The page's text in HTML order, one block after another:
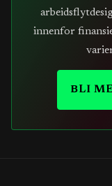
innenfor
BLI